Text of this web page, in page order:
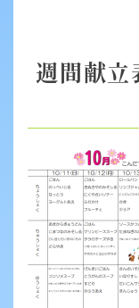
週間献